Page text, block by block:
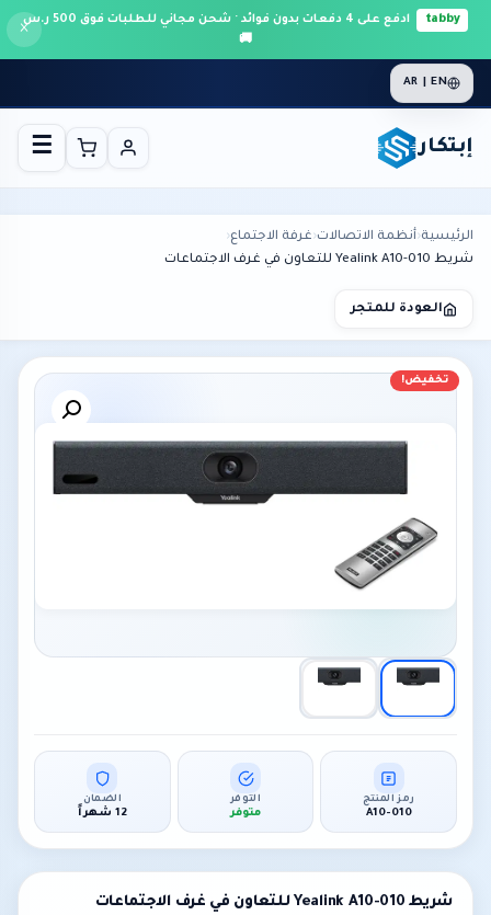
tabby
ادفع على 4 دفعات بدون فوائد · شحن مجاني للطلبات فوق 500 ر.س
🚚
×
AR | EN
إبتكار ☰
الرئيسية›أنظمة الاتصالات›غرفة الاجتماع›
شريط Yealink A10-010 للتعاون في غرف الاجتماعات
العودة للمتجر
تخفيض!
رمز المنتج
A10-010
التوفر
متوفر
الضمان
12 شهراً
شريط Yealink A10-010 للتعاون في غرف الاجتماعات